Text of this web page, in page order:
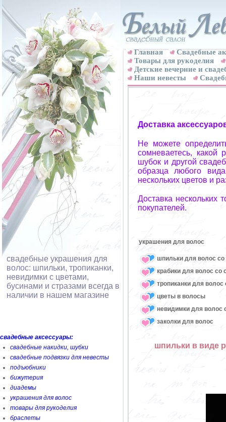
свадебные украшения для
волос: шпильки, тропиканки,
невидимки с цветами,
бусинами и стразами всегда в
наличии в нашем магазине
свадебные аксессуары:
свадебные накидки, шубки
свадебные подвязки для невесты
подъюбники
бижутерия
диадемы
украшения для волос
товары для рукоделия
браслеты
Главная
Свадебные
Товары для рукоделия
Детские вечерние и
Наши невесты
Доставка
Не можете
сомневаетесь, какой
шубок и другой
образца любого
нескольких цветов и
Доставка нескольких
покупателей.
украшения для волос
шпильки для волос со
крабики для волос со
тропиканки для
цветы в волосы
невидимки для волос
заколки для волос
шпильки в виде